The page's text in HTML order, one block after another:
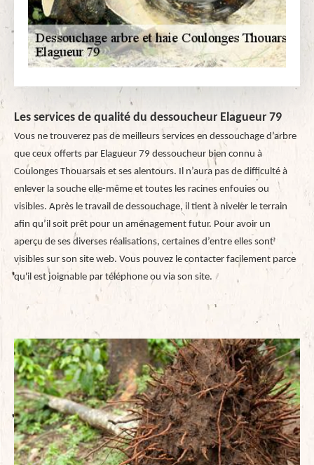
Les services de qualité du dessoucheur Elagueur 79
Vous ne trouverez pas de meilleurs services en dessouchage d’arbre
que ceux offerts par Elagueur 79 dessoucheur bien connu à
Coulonges Thouarsais et ses alentours. Il n’aura pas de difficulté à
enlever la souche elle-même et toutes les racines enfouies ou
visibles. Après le travail de dessouchage, il tient à niveler le terrain
afin qu’il soit prêt pour un aménagement futur. Pour avoir un
aperçu de ses diverses réalisations, certaines d’entre elles sont
visibles sur son site web. Vous pouvez le contacter facilement parce
qu'il est joignable par téléphone ou via son site.